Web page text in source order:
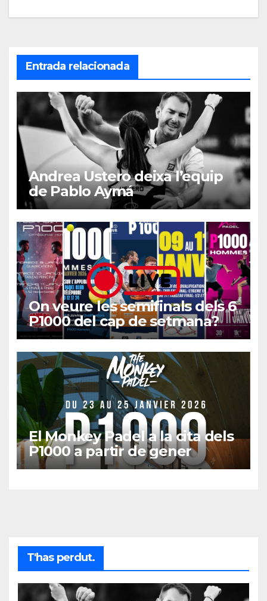
Entrada relacionada
Andrea Ustero deixa l’equip
de Pablo Aymá
On veure les semifinals dels 6
P1000 del cap de setmana?
El Monkey Padel a la cita dels
P1000 a partir de gener
T'has perdut.